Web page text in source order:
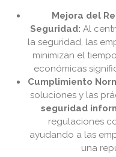
Mejora del
Seguridad: Al
la seguridad, las
minimizan el
económicas
Cumplimiento
soluciones y las
seguridad
regulaciones
ayudando a las
una